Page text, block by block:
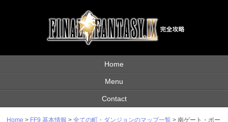
Home
Menu
Contact
Home > FF9 基本情報 >全ての町・ダンジョンのマップ一覧 > 南ゲート・ボー